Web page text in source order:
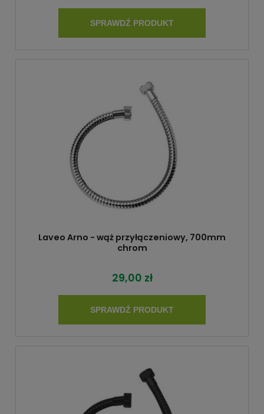
SPRAWDŹ PRODUKT
Laveo Arno - wąż przyłączeniowy, 700mm
chrom
29,00 zł
SPRAWDŹ PRODUKT